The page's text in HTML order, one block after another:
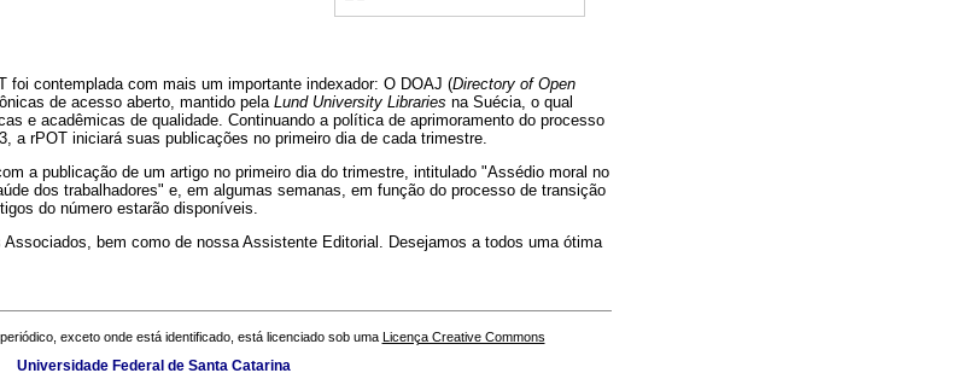
foi contemplada com mais um importante indexador: O DOAJ (Directory of Open
de acesso aberto, mantido pela Lund University Libraries na Suécia, o qual
e acadêmicas de qualidade. Continuando a política de aprimoramento do processo
a rPOT iniciará suas publicações no primeiro dia de cada trimestre.
a publicação de um artigo no primeiro dia do trimestre, intitulado "Assédio moral no
dos trabalhadores" e, em algumas semanas, em função do processo de transição
do número estarão disponíveis.
bem como de nossa Assistente Editorial. Desejamos a todos uma ótima
exceto onde está identificado, está licenciado sob uma Licença Creative Commons
Universidade Federal de Santa Catarina